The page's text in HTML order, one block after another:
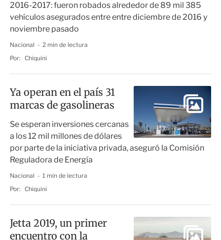
2016-2017: fueron robados alrededor de 89 mil 385
vehículos asegurados entre entre diciembre de 2016 y
noviembre pasado
Nacional
2 min de lectura
Por: Chiquini
Ya operan en el país 31
marcas de gasolineras
Se esperan inversiones cercanas
a los 12 mil millones de dólares
por parte de la iniciativa privada, aseguró la Comisión
Reguladora de Energía
Nacional
1 min de lectura
Por: Chiquini
Jetta 2019, un primer
encuentro con la